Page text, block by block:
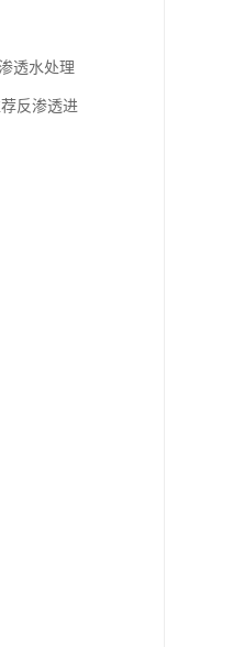
透水处理
反渗透进